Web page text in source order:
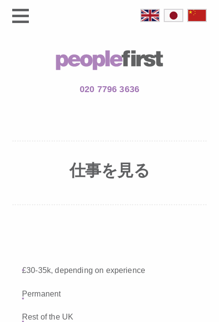
020 7796 3636
仕事を見る
£30-35k, depending on experience
Permanent
Rest of the UK